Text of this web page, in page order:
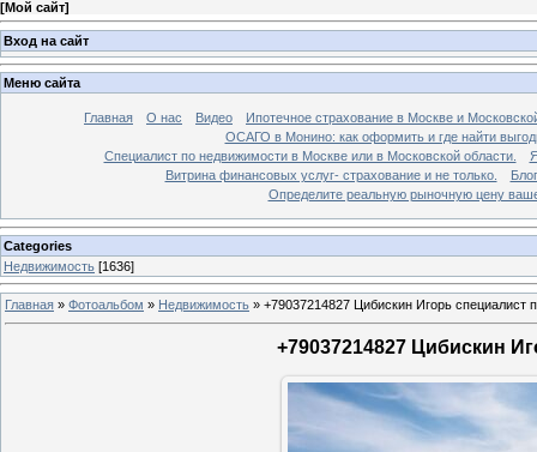
[Мой сайт]
Вход на сайт
Меню сайта
Главная О нас Видео
Ипотечное страхование в Москве и
ОСАГО в Монино: как оформить и где найти
Специалист по недвижимости в Москве или в Московской области.
Витрина финансовых услуг- страхование и не только.
Блог
Определите реальную рыночную цену
Categories
Недвижимость [1636]
Главная » Фотоальбом » Недвижимость » +79037214827 Цибискин Игорь специалист
+79037214827 Цибискин